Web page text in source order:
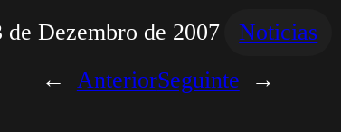
de Dezembro de 2007
Noticias
←
AnteriorSeguinte →